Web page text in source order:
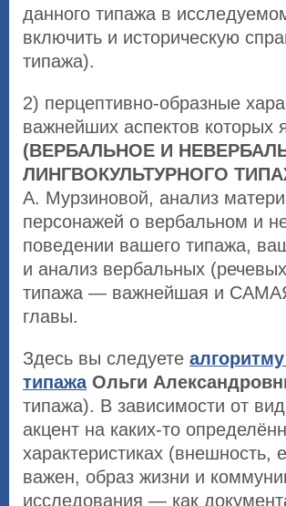
данного типажа в
включить и историческую
типажа).
2) перцептивно-образные
важнейших аспектов которых
(ВЕРБАЛЬНОЕ И
ЛИНГВОКУЛЬТУРНОГО
А. Мурзиновой, анализ
персонажей о вербальном и
поведении вашего типажа,
и анализ вербальных
типажа — важнейшая и
главы.
Здесь вы следуете
типажаОльги
типажа). В зависимости от
акцент на каких-то
характеристиках (внешность,
важен, образ жизни и
исследования — как